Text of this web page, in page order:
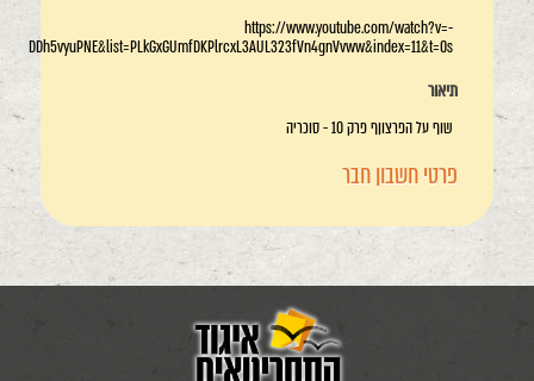
https://www.youtube.com/watch?v=-
DDh5vyuPNE&list=PLkGxGUmfDKPlrcxL3AUL323fVn4gnVvww&index=11&t=0s
תיאור
שוף על הפרצוןף פרק 10 - סוכריה
פרטי חשבון חבר